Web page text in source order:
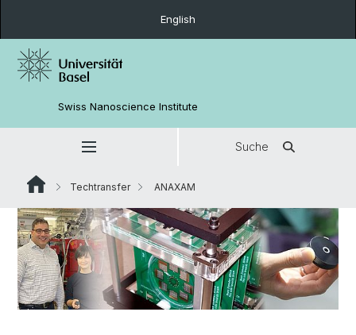
English
Swiss Nanoscience Institute
Suche
Techtransfer ANAXAM